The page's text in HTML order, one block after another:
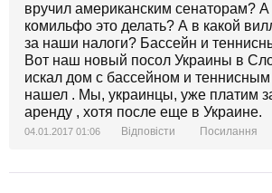
вручил американским сенаторам?
комильфо это делать? А в какой
за наши налоги? Бассейн и
Вот наш новый посол Украины в
искал дом с бассейном и
нашел . Мы, украинцы, уже платим
аренду , хотя после еще в Украине.
04.01.2017 01:06 Відповісти Посилання